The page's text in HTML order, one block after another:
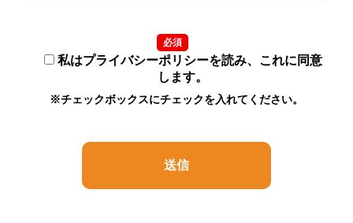
個人情報とは、氏名・生年月日・性別・電話番
号・メールアドレス・勤務先・依頼内容等、個人
に関する情報で、これらのうち1つ又は2つ以上を
ることができるものをいいます。
3.利用目的
（1） お客様よりお預かりした個人情報は弊社内
必須
私はプライバシーポリシーを読み、これに同意
します。
※チェックボックスにチェックを入れてください。